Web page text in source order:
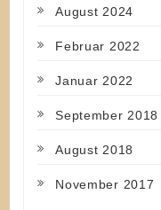
August 2024
Februar 2022
Januar 2022
September 2018
August 2018
November 2017